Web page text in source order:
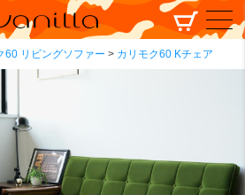
60 リビングソファー カリモク60 Kチェア